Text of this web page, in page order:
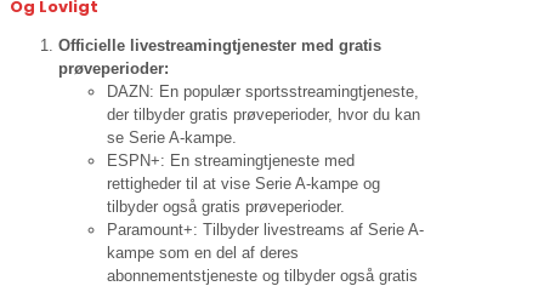
Og Lovligt
Officielle livestreamingtjenester med gratis
prøveperioder:
DAZN: En populær sportsstreamingtjeneste,
der tilbyder gratis prøveperioder, hvor du kan
se Serie A-kampe.
ESPN+: En streamingtjeneste med
rettigheder til at vise Serie A-kampe og
tilbyder også gratis prøveperioder.
Paramount+: Tilbyder livestreams af Serie A-
kampe som en del af deres
abonnementstjeneste og tilbyder også gratis